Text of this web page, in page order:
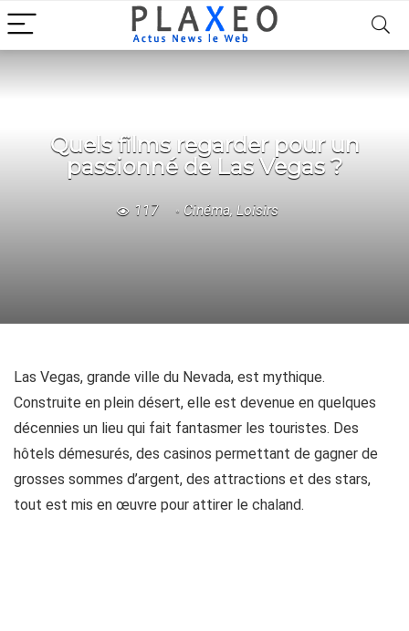
Quels films regarder pour un
passionné de Las Vegas ?
117 Cinéma, Loisirs
Las Vegas, grande ville du Nevada, est mythique.
Construite en plein désert, elle est devenue en quelques
décennies un lieu qui fait fantasmer les touristes. Des
hôtels démesurés, des casinos permettant de gagner de
grosses sommes d’argent, des attractions et des stars,
tout est mis en œuvre pour attirer le chaland.